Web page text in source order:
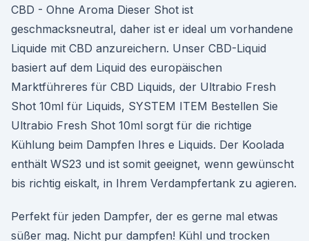
CBD - Ohne Aroma Dieser Shot ist
geschmacksneutral, daher ist er ideal um vorhandene
Liquide mit CBD anzureichern. Unser CBD-Liquid
basiert auf dem Liquid des europäischen
Marktführeres für CBD Liquids, der Ultrabio Fresh
Shot 10ml für Liquids, SYSTEM ITEM Bestellen Sie
Ultrabio Fresh Shot 10ml sorgt für die richtige
Kühlung beim Dampfen Ihres e Liquids. Der Koolada
enthält WS23 und ist somit geeignet, wenn gewünscht
bis richtig eiskalt, in Ihrem Verdampfertank zu agieren.
Perfekt für jeden Dampfer, der es gerne mal etwas
süßer mag. Nicht pur dampfen! Kühl und trocken